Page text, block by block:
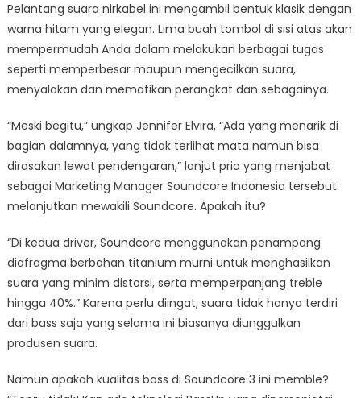
Pelantang suara nirkabel ini mengambil bentuk klasik dengan
warna hitam yang elegan. Lima buah tombol di sisi atas akan
mempermudah Anda dalam melakukan berbagai tugas
seperti memperbesar maupun mengecilkan suara,
menyalakan dan mematikan perangkat dan sebagainya.
“Meski begitu,” ungkap Jennifer Elvira, “Ada yang menarik di
bagian dalamnya, yang tidak terlihat mata namun bisa
dirasakan lewat pendengaran,” lanjut pria yang menjabat
sebagai Marketing Manager Soundcore Indonesia tersebut
melanjutkan mewakili Soundcore. Apakah itu?
“Di kedua driver, Soundcore menggunakan penampang
diafragma berbahan titanium murni untuk menghasilkan
suara yang minim distorsi, serta memperpanjang treble
hingga 40%.” Karena perlu diingat, suara tidak hanya terdiri
dari bass saja yang selama ini biasanya diunggulkan
produsen suara.
Namun apakah kualitas bass di Soundcore 3 ini memble?